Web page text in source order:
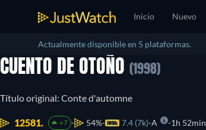
Inicio Nuevo
Actualmente disponible en 5 plataformas.
CUENTO DE OTOÑO (1998)
Título original: Conte d'automne
12581. +7 54% 7.4 (7k) A 1h 52min